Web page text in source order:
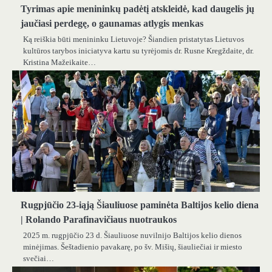
Tyrimas apie menininkų padėtį atskleidė, kad daugelis jų
jaučiasi perdegę, o gaunamas atlygis menkas
Ką reiškia būti menininku Lietuvoje? Šiandien pristatytas Lietuvos
kultūros tarybos iniciatyva kartu su tyrėjomis dr. Rusne Kregždaite, dr.
Kristina Mažeikaite…
Rugpjūčio 23-iąją Šiauliuose paminėta Baltijos kelio diena
| Rolando Parafinavičiaus nuotraukos
2025 m. rugpjūčio 23 d. Šiauliuose nuvilnijo Baltijos kelio dienos
minėjimas. Šeštadienio pavakarę, po šv. Mišių, šiauliečiai ir miesto
svečiai…